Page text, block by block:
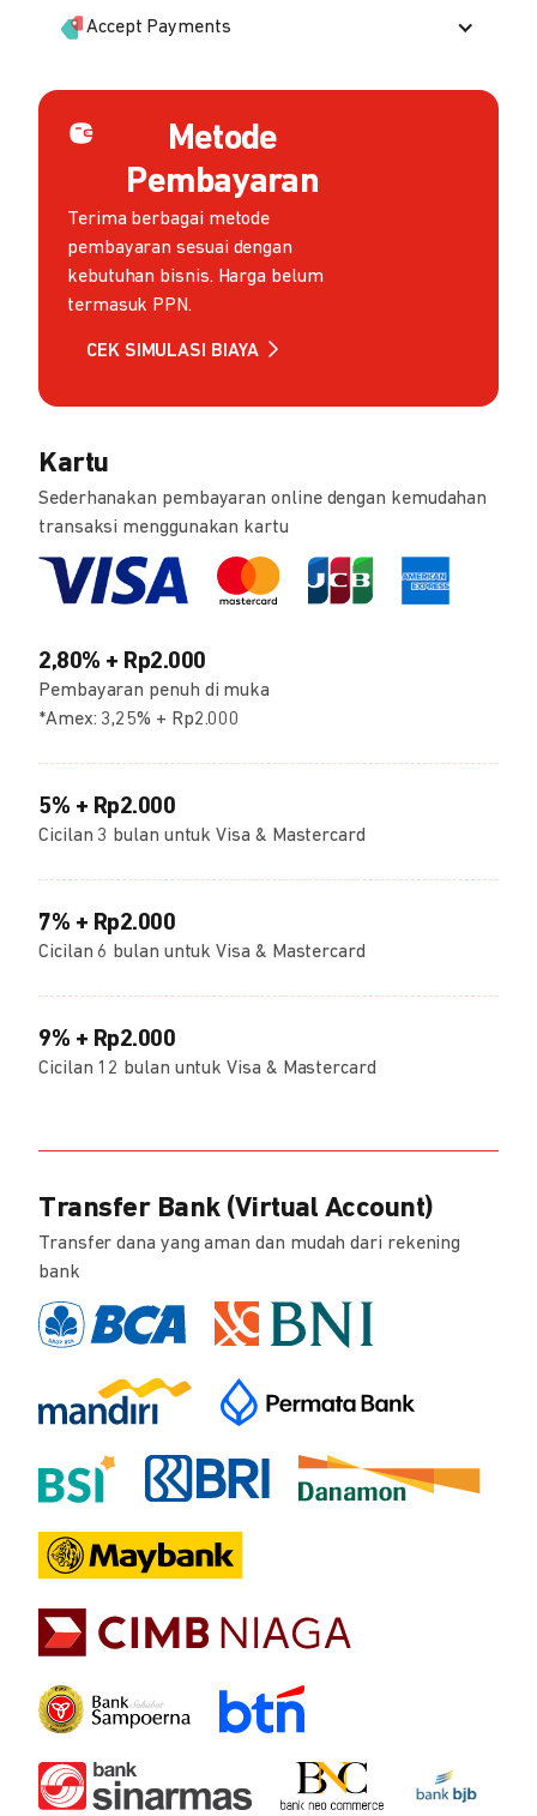
Accept Payments
Metode
Pembayaran
Terima berbagai metode
pembayaran sesuai dengan
kebutuhan bisnis. Harga belum
termasuk PPN.
CEK SIMULASI BIAYA
Kartu
Sederhanakan pembayaran online dengan kemudahan
transaksi menggunakan kartu
2,80% + Rp2.000
Pembayaran penuh di muka
*Amex: 3,25% + Rp2.000
5% + Rp2.000
Cicilan 3 bulan untuk Visa & Mastercard
7% + Rp2.000
Cicilan 6 bulan untuk Visa & Mastercard
9% + Rp2.000
Cicilan 12 bulan untuk Visa & Mastercard
Transfer Bank (Virtual Account)
Transfer dana yang aman dan mudah dari rekening
bank